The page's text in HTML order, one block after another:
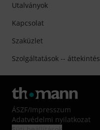
Utalványok
Kapcsolat
Szaküzlet
Szolgáltatások -- áttekintés
ÁSZF/Impresszum
Adatvédelmi nyilatkozat